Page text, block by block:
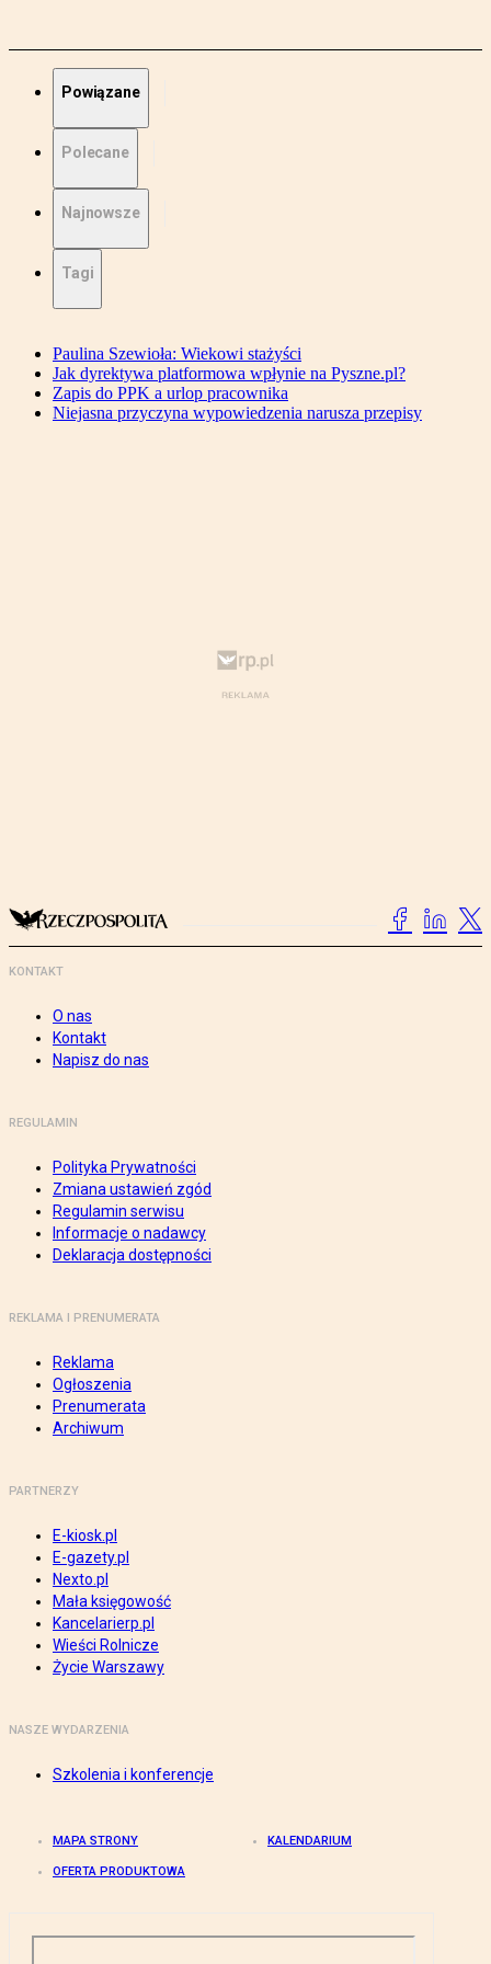
Powiązane
Polecane
Najnowsze
Tagi
Paulina Szewioła: Wiekowi stażyści
Jak dyrektywa platformowa wpłynie na Pyszne.pl?
Zapis do PPK a urlop pracownika
Niejasna przyczyna wypowiedzenia narusza przepisy
KONTAKT
O nas
Kontakt
Napisz do nas
REGULAMIN
Polityka Prywatności
Zmiana ustawień zgód
Regulamin serwisu
Informacje o nadawcy
Deklaracja dostępności
REKLAMA I PRENUMERATA
Reklama
Ogłoszenia
Prenumerata
Archiwum
PARTNERZY
E-kiosk.pl
E-gazety.pl
Nexto.pl
Mała księgowość
Kancelarierp.pl
Wieści Rolnicze
Życie Warszawy
NASZE WYDARZENIA
Szkolenia i konferencje
MAPA STRONY KALENDARIUM
OFERTA PRODUKTOWA